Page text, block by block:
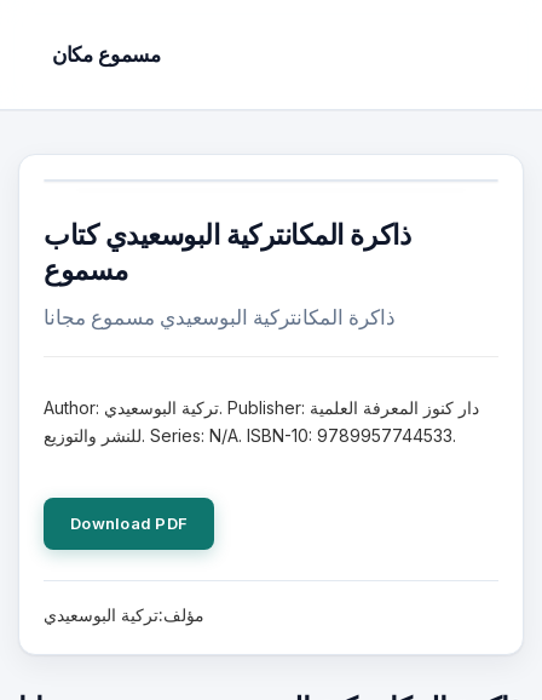
مسموع مكان
ذاكرة المكانتركية البوسعيدي كتاب
مسموع
ذاكرة المكانتركية البوسعيدي مسموع مجانا
Author: تركية البوسعيدي. Publisher: دار كنوز المعرفة العلمية
للنشر والتوزيع. Series: N/A. ISBN-10: 9789957744533.
Download PDF
مؤلف:تركية البوسعيدي